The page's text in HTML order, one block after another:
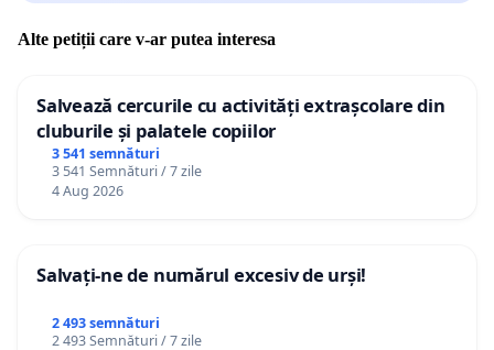
Alte petiții care v-ar putea interesa
Salvează cercurile cu activități extrașcolare din
cluburile și palatele copiilor
3 541 semnături
3 541 Semnături / 7 zile
4 Aug 2026
Salvați-ne de numărul excesiv de urși!
2 493 semnături
2 493 Semnături / 7 zile